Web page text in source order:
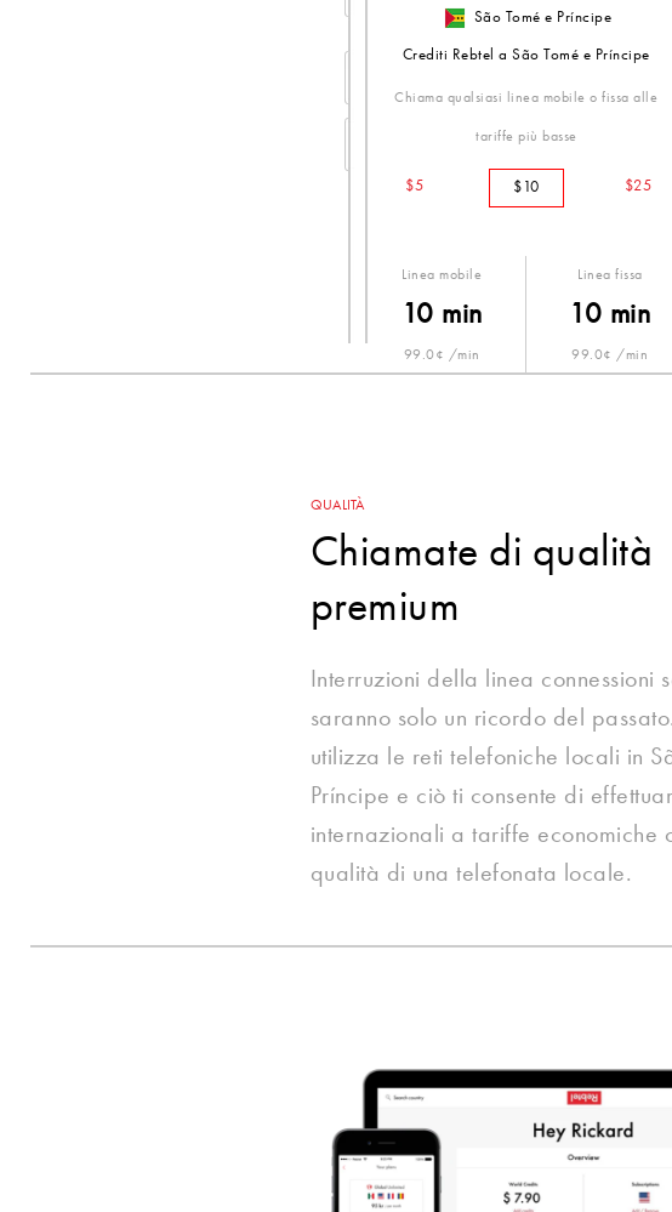
São Tomé e Príncipe
Crediti Rebtel a São Tomé e Príncipe
Chiama qualsiasi linea mobile o fissa alle
tariffe più basse
$5 $10 $25
Linea mobile
10 min
99.0¢ /min
Linea fissa
10 min
99.0¢ /min
QUALITÀ
Chiamate di qualità
premium
Interruzioni della linea connessioni
saranno solo un ricordo del
utilizza le reti telefoniche locali in
Príncipe e ciò ti consente di
internazionali a tariffe economiche
qualità di una telefonata locale.